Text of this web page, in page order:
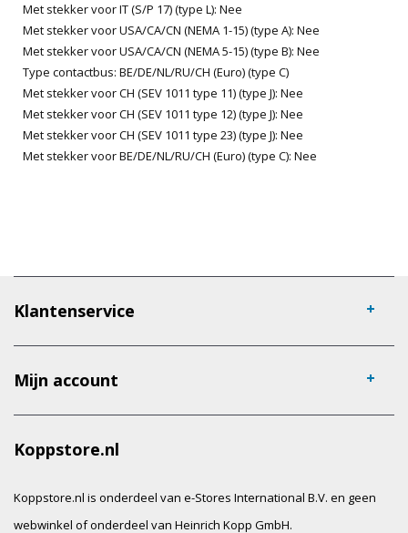
Met stekker voor IT (S/P 17) (type L): Nee
Met stekker voor USA/CA/CN (NEMA 1-15) (type A): Nee
Met stekker voor USA/CA/CN (NEMA 5-15) (type B): Nee
Type contactbus: BE/DE/NL/RU/CH (Euro) (type C)
Met stekker voor CH (SEV 1011 type 11) (type J): Nee
Met stekker voor CH (SEV 1011 type 12) (type J): Nee
Met stekker voor CH (SEV 1011 type 23) (type J): Nee
Met stekker voor BE/DE/NL/RU/CH (Euro) (type C): Nee
Klantenservice
Mijn account
Koppstore.nl
Koppstore.nl is onderdeel van e-Stores International B.V. en geen
webwinkel of onderdeel van Heinrich Kopp GmbH.